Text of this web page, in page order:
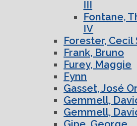
III
Fontane,
IV
Forester, Cecil
Frank, Bruno
Furey, Maggie
Fynn
Gasset, José
Gemmell,
Gemmell,